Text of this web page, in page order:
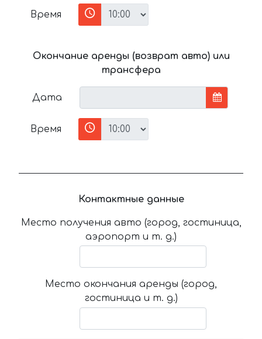
Время
Окончание аренды (возврат авто) или
трансфера
Дата
Время
Контактные данные
Место получения авто (город, гостиница,
аэропорт и т. д.)
Место окончания аренды (город,
гостиница и т. д.)